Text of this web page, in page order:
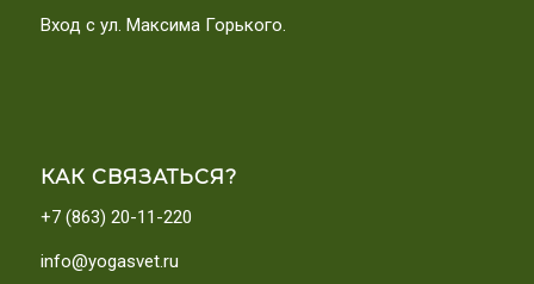
Вход с ул. Максима Горького.
КАК СВЯЗАТЬСЯ?
+7 (863) 20-11-220
info@yogasvet.ru